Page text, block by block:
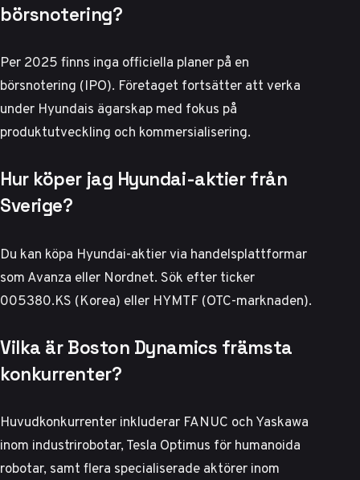
börsnotering?
Per 2025 finns inga officiella planer på en
börsnotering (IPO). Företaget fortsätter att verka
under Hyundais ägarskap med fokus på
produktutveckling och kommersialisering.
Hur köper jag Hyundai-aktier från
Sverige?
Du kan köpa Hyundai-aktier via handelsplattformar
som Avanza eller Nordnet. Sök efter ticker
005380.KS (Korea) eller HYMTF (OTC-marknaden).
Vilka är Boston Dynamics främsta
konkurrenter?
Huvudkonkurrenter inkluderar FANUC och Yaskawa
inom industrirobotar, Tesla Optimus för humanoida
robotar, samt flera specialiserade aktörer inom